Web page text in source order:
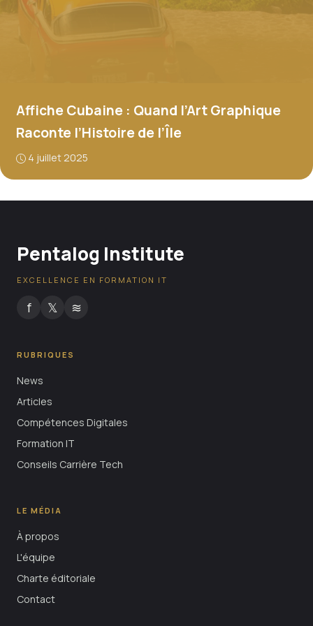
Affiche Cubaine : Quand l’Art Graphique
Raconte l’Histoire de l’Île
4 juillet 2025
Pentalog Institute
EXCELLENCE EN FORMATION IT
f 𝕏 ≋
RUBRIQUES
News
Articles
Compétences Digitales
Formation IT
Conseils Carrière Tech
LE MÉDIA
À propos
L'équipe
Charte éditoriale
Contact